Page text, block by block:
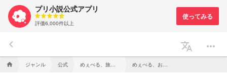
プリ小説公式アプリ
評価6,000件以上
keyboard_arrow_left translate more_horiz
home ジャンル 公式